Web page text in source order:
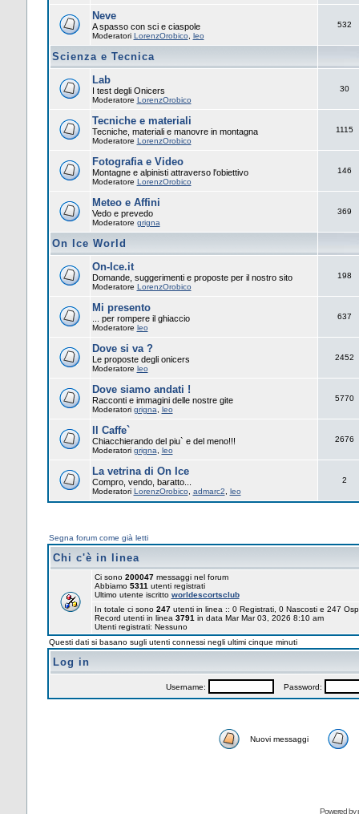
Neve
A spasso con sci e ciaspole
Moderatori LorenzOrobico leo
532
Scienza e Tecnica
Lab
I test degli Onicers
Moderatore LorenzOrobico
30
Tecniche e materiali
Tecniche, materiali e manovre in montagna
Moderatore LorenzOrobico
1115
Fotografia e Video
Montagne e alpinisti attraverso l'obiettivo
Moderatore LorenzOrobico
146
Meteo e Affini
Vedo e prevedo
Moderatore grigna
369
On Ice World
On-Ice.it
Domande, suggerimenti e proposte per il nostro sito
Moderatore LorenzOrobico
198
Mi presento
... per rompere il ghiaccio
Moderatore leo
637
Dove si va ?
Le proposte degli onicers
Moderatore leo
2452
Dove siamo andati !
Racconti e immagini delle nostre gite
Moderatori grigna leo
5770
Il Caffe`
Chiacchierando del piu` e del meno!!!
Moderatori grigna leo
2676
La vetrina di On Ice
Compro, vendo, baratto...
Moderatori LorenzOrobico admarc2 leo
2
Segna forum come già letti
Chi c'è in linea
Ci sono 200047messaggi nel forum
Abbiamo 5311 utenti registrati
Ultimo utente iscritto worldescortsclub
In totale ci sono 247utenti in linea :: 0 Registrati, 0 Nascosti e 247
Record utenti in linea 3791 in data Mar Mar 03, 2026 8:10 am
Utenti registrati: Nessuno
Questi dati si basano sugli utenti connessi negli ultimi cinque minuti
Log in
Username: Password:
Nuovi messaggi
Powered by